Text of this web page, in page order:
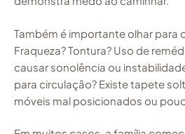
Também é importante olhar para
Fraqueza? Tontura? Uso de
causar sonolência ou
para circulação? Existe tapete
móveis mal posicionados ou